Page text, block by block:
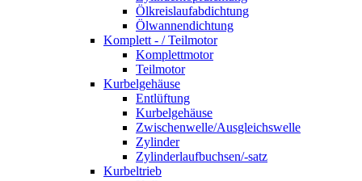
Ölkreislaufabdichtung
Ölwannendichtung
Komplett - / Teilmotor
Komplettmotor
Teilmotor
Kurbelgehäuse
Entlüftung
Kurbelgehäuse
Zwischenwelle/Ausgleichswelle
Zylinder
Zylinderlaufbuchsen/-satz
Kurbeltrieb